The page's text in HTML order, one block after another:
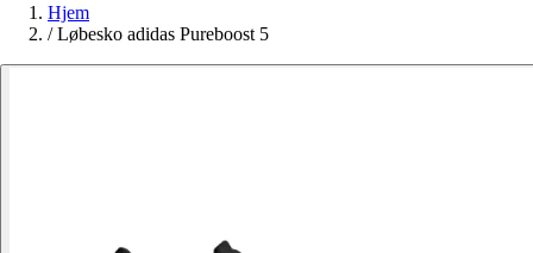
Hjem
/ Løbesko adidas Pureboost 5